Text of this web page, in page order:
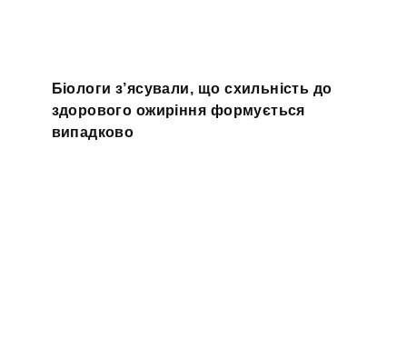
Біологи з’ясували, що схильність до
здорового ожиріння формується
випадково